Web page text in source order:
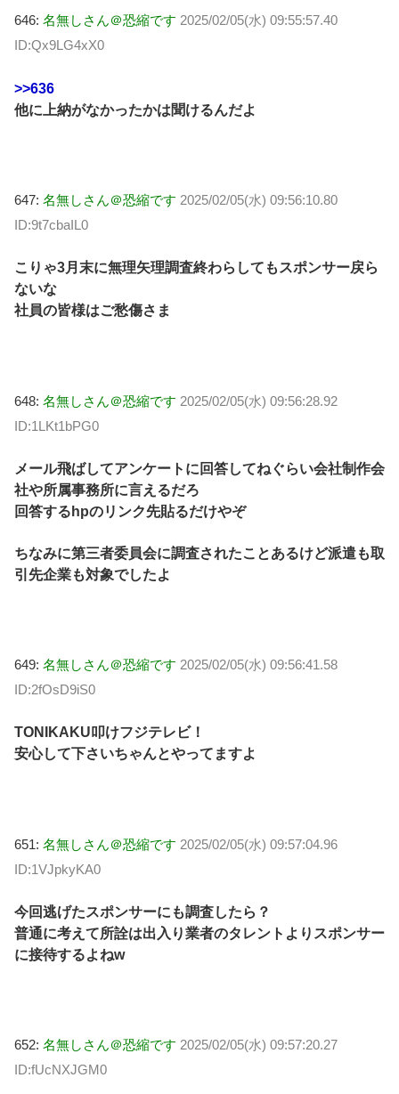
646: 名無しさん＠恐縮です 2025/02/05(水) 09:55:57.40
ID:Qx9LG4xX0
>>636
他に上納がなかったかは聞けるんだよ
647: 名無しさん＠恐縮です 2025/02/05(水) 09:56:10.80
ID:9t7cbaIL0
こりゃ3月末に無理矢理調査終わらしてもスポンサー戻ら
ないな
社員の皆様はご愁傷さま
648: 名無しさん＠恐縮です 2025/02/05(水) 09:56:28.92
ID:1LKt1bPG0
メール飛ばしてアンケートに回答してねぐらい会社制作会
社や所属事務所に言えるだろ
回答するhpのリンク先貼るだけやぞ
ちなみに第三者委員会に調査されたことあるけど派遣も取
引先企業も対象でしたよ
649: 名無しさん＠恐縮です 2025/02/05(水) 09:56:41.58
ID:2fOsD9iS0
TONIKAKU叩けフジテレビ！
安心して下さいちゃんとやってますよ
651: 名無しさん＠恐縮です 2025/02/05(水) 09:57:04.96
ID:1VJpkyKA0
今回逃げたスポンサーにも調査したら？
普通に考えて所詮は出入り業者のタレントよりスポンサー
に接待するよねw
652: 名無しさん＠恐縮です 2025/02/05(水) 09:57:20.27
ID:fUcNXJGM0